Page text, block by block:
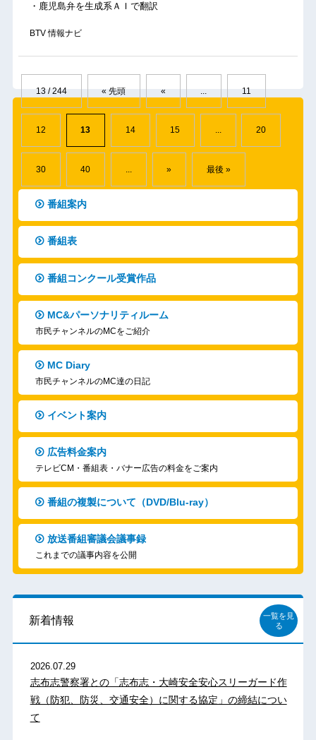
・鹿児島弁を生成系ＡＩで翻訳
BTV 情報ナビ
13 / 244 « 先頭 « 11
12 13 14 15 ... 20
30 40 ... » 最後 »
番組案内
番組表
番組コンクール受賞作品
MC&パーソナリティルーム
市民チャンネルのMCをご紹介
MC Diary
市民チャンネルのMC達の日記
イベント案内
広告料金案内
テレビCM・番組表・バナー広告の料金をご案内
番組の複製について（DVD/Blu-ray）
放送番組審議会議事録
これまでの議事内容を公開
新着情報
一覧を見
る
2026.07.29
志布志警察署との「志布志・大崎安全安心スリーガード作
戦（防犯、防災、交通安全）に関する協定」の締結につい
て